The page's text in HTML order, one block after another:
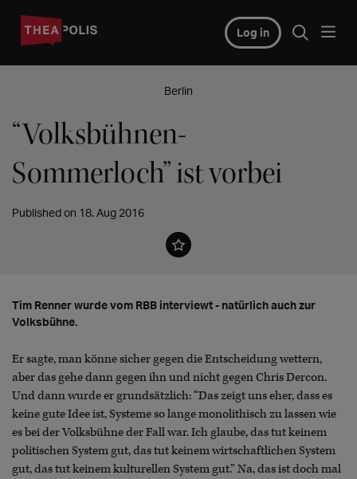
Log in
Berlin
“Volksbühnen-
Sommerloch” ist vorbei
Published on 18. Aug 2016
Tim Renner wurde vom RBB interviewt - natürlich auch zur
Volksbühne.
Er sagte, man könne sicher gegen die Entscheidung wettern,
aber das gehe dann gegen ihn und nicht gegen Chris Dercon.
Und dann wurde er grundsätzlich: “Das zeigt uns eher, dass es
keine gute Idee ist, Systeme so lange monolithisch zu lassen wie
es bei der Volksbühne der Fall war. Ich glaube, das tut keinem
politischen System gut, das tut keinem wirtschaftlichen System
gut, das tut keinem kulturellen System gut.” Na, das ist doch mal